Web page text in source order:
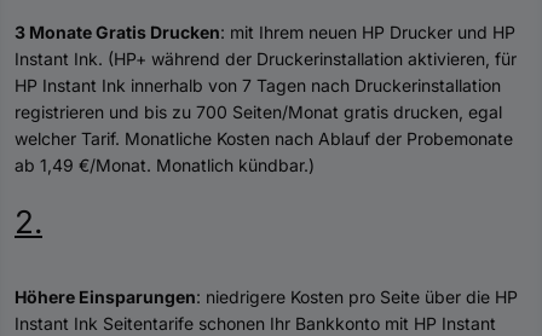
3 Monate Gratis Drucken: mit Ihrem neuen HP Drucker und HP
Instant Ink. (HP+ während der Druckerinstallation aktivieren, für
HP Instant Ink innerhalb von 7 Tagen nach Druckerinstallation
registrieren und bis zu 700 Seiten/Monat gratis drucken, egal
welcher Tarif. Monatliche Kosten nach Ablauf der Probemonate
ab 1,49 €/Monat. Monatlich kündbar.)
2.
Höhere Einsparungen: niedrigere Kosten pro Seite über die HP
Instant Ink Seitentarife schonen Ihr Bankkonto mit HP Instant